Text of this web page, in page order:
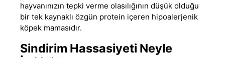
hayvanınızın tepki verme olasılığının düşük olduğu
bir tek kaynaklı özgün protein içeren hipoalerjenik
köpek mamasıdır.
Sindirim Hassasiyeti Neyle